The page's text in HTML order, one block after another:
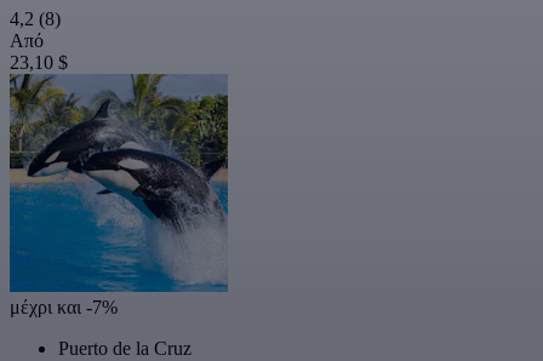
4,2 (8)
Από
23,10 $
μέχρι και -7%
Puerto de la Cruz